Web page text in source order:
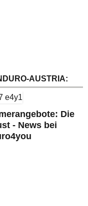
AUSTRIA:
Die
- News bei